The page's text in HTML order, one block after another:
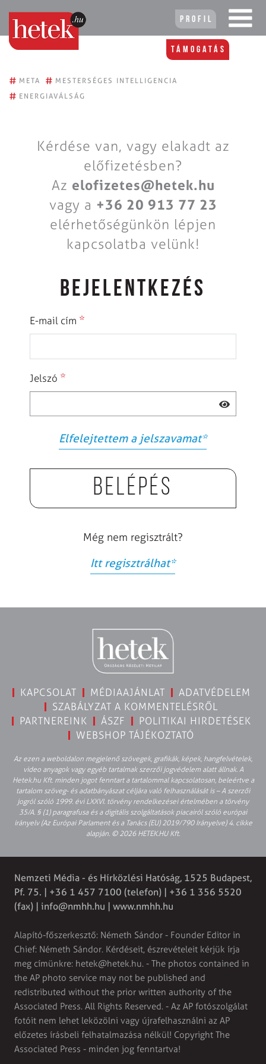
Profil
Támogatás
# META # MESTERSÉGES INTELLIGENCIA
# ENERGIAVÁLSÁG
Kérdése van, vagy elakadt az
előfizetésben?
Az elofizetes@hetek.hu
vagy a +36 20 913 77 23
elérhetőségünkön lépjen
kapcsolatba velünk!
BEJELENTKEZÉS
E-mail cím *
Jelszó *
Elfelejtettem a jelszavamat*
Belépés
Még nem regisztrált?
Itt regisztrálhat*
KAPCSOLAT MÉDIAAJÁNLAT
ADATVÉDELEM
SZABÁLYZAT A KOMMENTELÉSRŐL
PARTNEREINK
ÁSZF
POLITIKAI HIRDETÉSEK
WEBSHOP TÁJÉKOZTATÓ
Az ezen a weboldalon megjelenő szövegek, grafikák, képek, hangfelvételek,
video anyagok vagy egyéb tartalmak szerzői jogvédelem alatt állnak. A
Hetek.hu Kft. minden jogot fenntart a tartalommal kapcsolatosan, beleértve a
tartalom szöveg- és adatbányászat céljára való felhasználását is – A szerzői
jogról szóló 1999. évi LXXVI. törvény rendelkezései értelmében a törvény
35/A. § (1) paragrafusa és a digitális szolgáltatások piacairól szóló európai
irányelv (Az Európai Parlament és a Tanács (EU) 2019/790 Irányelve) 4. cikke
alapján. © 2026 HETEK.HU Kft.
Nemzeti Média - és Hírközlési Hatóság, 1525 Budapest,
Pf. 75. | +36 1 457 7100 (telefon) | +36 1 356 5520
(fax) | info@nmhh.hu | www.nmhh.hu
Alapító-főszerkesztő: Németh Sándor - Founder Editor in
Chief: Németh Sándor. Kérdéseit, észrevételeit kérjük írja
meg címünkre: hetek@hetek.hu. - The photos contained in
the AP photo service may not be published and
redistributed without the prior written authority of the
Associated Press. All Rights Reserved. - Az AP fotószolgálat
fotóit nem lehet leközölni vagy újrafelhasználni az AP
előzetes írásbeli felhatalmazása nélkül! Copyright The
Associated Press - minden jog fenntartva!